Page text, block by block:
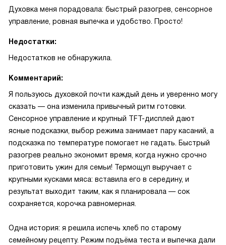
Духовка меня порадовала: быстрый разогрев, сенсорное
управление, ровная выпечка и удобство. Просто!
Недостатки:
Недостатков не обнаружила.
Комментарий:
Я пользуюсь духовкой почти каждый день и уверенно могу
сказать — она изменила привычный ритм готовки.
Сенсорное управление и крупный TFT-дисплей дают
ясные подсказки, выбор режима занимает пару касаний, а
подсказка по температуре помогает не гадать. Быстрый
разогрев реально экономит время, когда нужно срочно
приготовить ужин для семьи! Термощуп выручает с
крупными кусками мяса: вставила его в середину, и
результат выходит таким, как я планировала — сок
сохраняется, корочка равномерная.
Одна история: я решила испечь хлеб по старому
семейному рецепту. Режим подъёма теста и выпечка дали